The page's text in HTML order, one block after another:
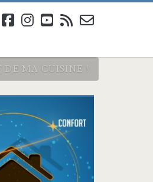
facebook
instagram
youtube
rss email-
form
DE MA CUISINE !